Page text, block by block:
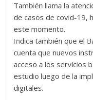
También llama la
de casos de covid-19,
este momento.
Indica también que el
cuenta que nuevos
acceso a los servicios
estudio luego de la
digitales.